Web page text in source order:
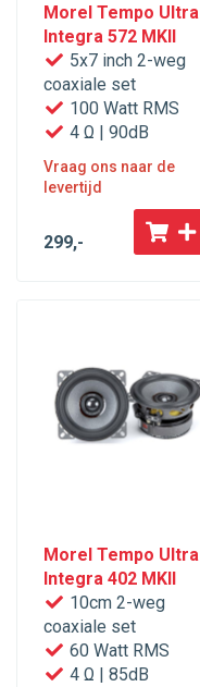
Morel Tempo Ultra
Integra 572 MKII
5x7 inch 2-weg
coaxiale set
100 Watt RMS
4 Ω | 90dB
Vraag ons naar de
levertijd
299,-
Morel Tempo Ultra
Integra 402 MKII
10cm 2-weg
coaxiale set
60 Watt RMS
4 Ω | 85dB